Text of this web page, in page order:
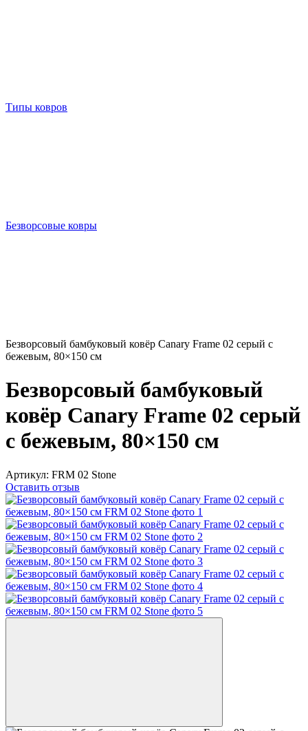
Типы ковров
Безворсовые ковры
Безворсовый бамбуковый ковёр Canary Frame 02 серый с
бежевым, 80×150 см
Безворсовый бамбуковый
ковёр Canary Frame 02 серый
с бежевым, 80×150 см
Артикул: FRM 02 Stone
Оставить отзыв